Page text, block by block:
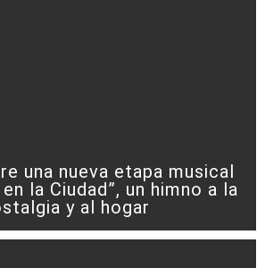
una nueva etapa musical
la Ciudad”, un himno a la
y al hogar